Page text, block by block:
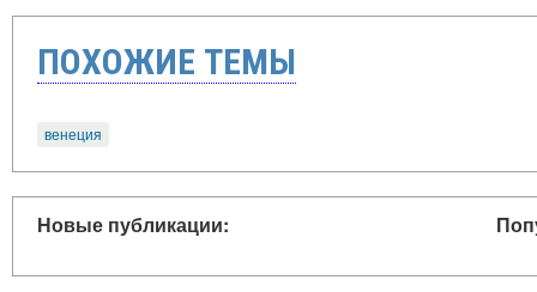
ПОХОЖИЕ ТЕМЫ
венеция
Новые публикации: